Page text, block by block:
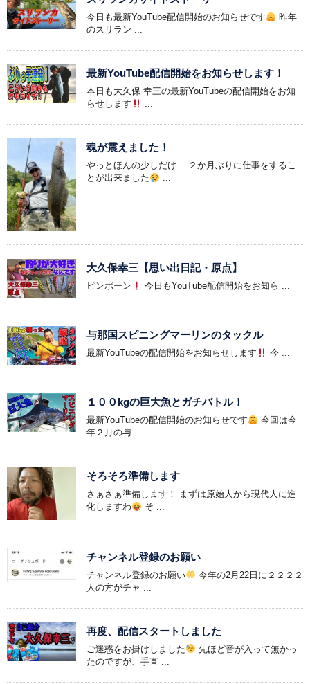
今日も最新YouTube配信開始のお知らせです
昨年
のスリラン ...
最新YouTube配信開始をお知らせします！
本日も大久保 幸三の最新YouTubeの配信開始をお知
らせします
...
魂が震えました！
やっとほんの少しだけ… ２か月ぶりに仕事をするこ
とが出来ました
...
大久保幸三【思い出日記・原点】
ピンポーン 今日もYouTube配信開始をお知ら ...
与那国スピニングマーリンのタックル
最新YouTubeの配信開始をお知らせします 今 ...
１００kgの巨大魚とガチバトル！
最新YouTubeの配信開始のお知らせです
今回は今
年２月の与 ...
そろそろ準備します
さぁさぁ準備します！ まずは原始人から現代人に進
化しますわ
そ ...
チャンネル登録のお願い
チャンネル登録のお願い
今年の2月22日に２２２２
人の方がチャ ...
再度、配信スタートしました
ご迷惑をお掛けしました
先ほど音が入って無かっ
たのですが、手直 ...